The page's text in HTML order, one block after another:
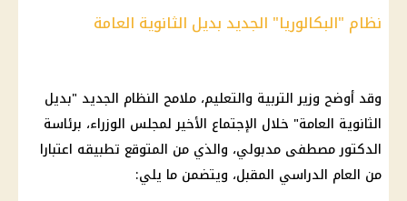
نظام "البكالوريا" الجديد بديل الثانوية العامة
وقد أوضح وزير التربية والتعليم، ملامح النظام الجديد "بديل
الثانوية العامة" خلال الإجتماع الأخير لمجلس الوزراء، برئاسة
الدكتور مصطفى مدبولي، والذي من المتوقع تطبيقه اعتبارا
من العام الدراسي المقبل، ويتضمن ما يلي: